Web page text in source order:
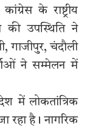
के राष्ट्रीय
की उपस्थिति ने
गाजीपुर, चंदौली
ने सम्मेलन में
में लोकतांत्रिक
रहा है। नागरिक